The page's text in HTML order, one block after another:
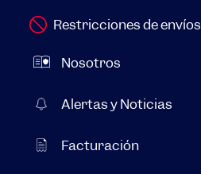
Restricciones de envíos
Nosotros
Alertas y Noticias
Facturación